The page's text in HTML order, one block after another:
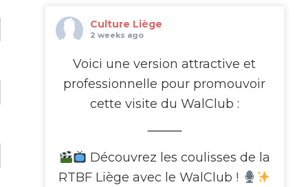
Culture Liège
2 weeks ago
Voici une version attractive et
professionnelle pour promouvoir
cette visite du WalClub :
⸻
Découvrez les coulisses de la
RTBF Liège avec le WalClub !